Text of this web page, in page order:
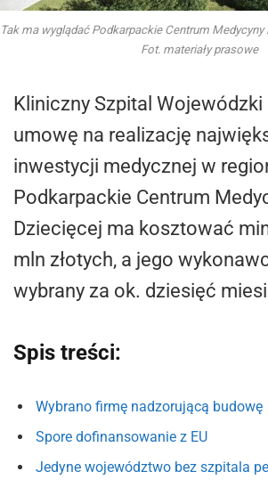
Tak ma wyglądać Podkarpackie Centrum
Fot. materiały prasowe
Kliniczny Szpital Wojewódzki
umowę na realizację
inwestycji medycznej w
Podkarpackie Centrum
Dziecięcej ma kosztować
mln złotych, a jego
wybrany za ok. dziesięć
Spis treści:
Wybrano firmę nadzorującą budowę
Spore dofinansowanie z EU
Jedyne województwo bez szpitala